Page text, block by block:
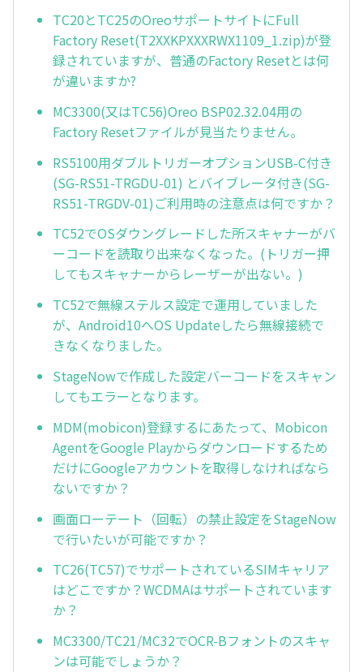
TC20とTC25のOreoサポートサイトにFull
Factory Reset(T2XXKPXXXRWX1109_1.zip)が登
録されていますが、普通のFactory Resetとは何
が違いますか?
MC3300(又はTC56)Oreo BSP02.32.04用の
Factory Resetファイルが見当たりません。
RS5100用ダブルトリガーオプションUSB-C付き
(SG-RS51-TRGDU-01) とバイブレータ付き(SG-
RS51-TRGDV-01)ご利用時の注意点は何ですか？
TC52でOSダウングレードした所スキャナーがバ
ーコードを読取り出来なくなった。(トリガー押
してもスキャナーからレーザーが出ない。)
TC52で無線ステルス設定で運用していました
が、Android10へOS Updateしたら無線接続で
きなくなりました。
StageNowで作成した設定バーコードをスキャン
してもエラーとなります。
MDM(mobicon)登録するにあたって、Mobicon
AgentをGoogle Playからダウンロードするため
だけにGoogleアカウントを取得しなければなら
ないですか？
画面ローテート（回転）の禁止設定をStageNow
で行いたいが可能ですか？
TC26(TC57)でサポートされているSIMキャリア
はどこですか？WCDMAはサポートされています
か？
MC3300/TC21/MC32でOCR-Bフォントのスキャ
ンは可能でしょうか？